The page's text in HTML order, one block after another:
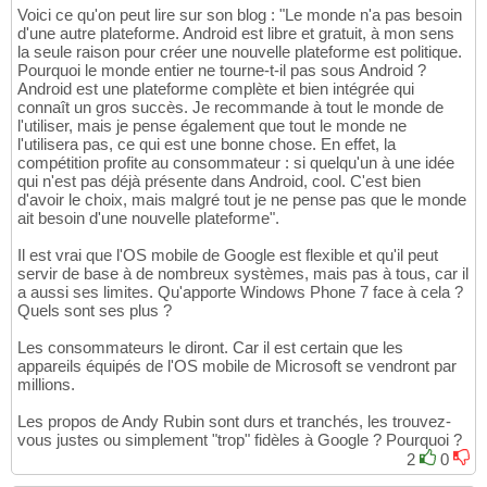
Voici ce qu'on peut lire sur son blog : "Le monde n'a pas besoin
d'une autre plateforme. Android est libre et gratuit, à mon sens
la seule raison pour créer une nouvelle plateforme est politique.
Pourquoi le monde entier ne tourne-t-il pas sous Android ?
Android est une plateforme complète et bien intégrée qui
connaît un gros succès. Je recommande à tout le monde de
l'utiliser, mais je pense également que tout le monde ne
l'utilisera pas, ce qui est une bonne chose. En effet, la
compétition profite au consommateur : si quelqu'un à une idée
qui n'est pas déjà présente dans Android, cool. C'est bien
d'avoir le choix, mais malgré tout je ne pense pas que le monde
ait besoin d'une nouvelle plateforme".
Il est vrai que l'OS mobile de Google est flexible et qu'il peut
servir de base à de nombreux systèmes, mais pas à tous, car il
a aussi ses limites. Qu'apporte Windows Phone 7 face à cela ?
Quels sont ses plus ?
Les consommateurs le diront. Car il est certain que les
appareils équipés de l'OS mobile de Microsoft se vendront par
millions.
Les propos de Andy Rubin sont durs et tranchés, les trouvez-
vous justes ou simplement "trop" fidèles à Google ? Pourquoi ?
2
0